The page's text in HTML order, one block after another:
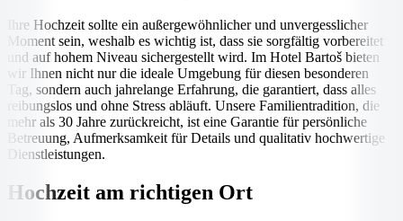
Ihre Hochzeit sollte ein außergewöhnlicher und unvergesslicher
Moment sein, weshalb es wichtig ist, dass sie sorgfältig vorbereitet
und auf hohem Niveau sichergestellt wird. Im Hotel Bartoš bieten
wir Ihnen nicht nur die ideale Umgebung für diesen besonderen
Tag, sondern auch jahrelange Erfahrung, die garantiert, dass alles
reibungslos und ohne Stress abläuft. Unsere Familientradition, die
mehr als 30 Jahre zurückreicht, ist eine Garantie für persönliche
Betreuung, Aufmerksamkeit für Details und qualitativ hochwertige
Dienstleistungen.
Hochzeit am richtigen Ort